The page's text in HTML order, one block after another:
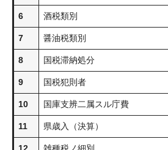
6 酒税類別
7 醤油税類別
8 国税滞納処分
9 国税犯則者
10 国庫支辨二属スル庁費
11 県歳入（決算）